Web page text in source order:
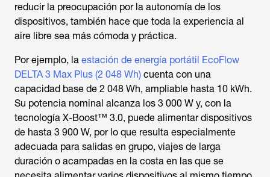
reducir la preocupación por la autonomía de los
dispositivos, también hace que toda la experiencia al
aire libre sea más cómoda y práctica.
Por ejemplo, la estación de energía portátil EcoFlow
DELTA 3 Max Plus (2 048 Wh) cuenta con una
capacidad base de 2 048 Wh, ampliable hasta 10 kWh.
Su potencia nominal alcanza los 3 000 W y, con la
tecnología X-Boost™ 3.0, puede alimentar dispositivos
de hasta 3 900 W, por lo que resulta especialmente
adecuada para salidas en grupo, viajes de larga
duración o acampadas en la costa en las que se